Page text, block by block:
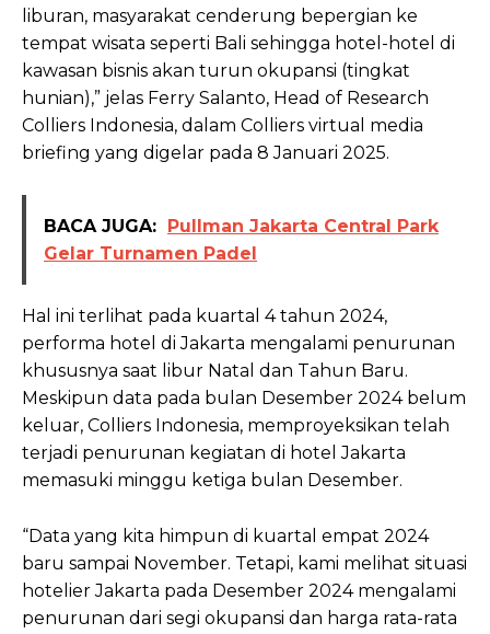
liburan, masyarakat cenderung bepergian ke
tempat wisata seperti Bali sehingga hotel-hotel di
kawasan bisnis akan turun okupansi (tingkat
hunian),” jelas Ferry Salanto, Head of Research
Colliers Indonesia, dalam Colliers virtual media
briefing yang digelar pada 8 Januari 2025.
BACA JUGA:
Pullman Jakarta Central Park
Gelar Turnamen Padel
Hal ini terlihat pada kuartal 4 tahun 2024,
performa hotel di Jakarta mengalami penurunan
khususnya saat libur Natal dan Tahun Baru.
Meskipun data pada bulan Desember 2024 belum
keluar, Colliers Indonesia, memproyeksikan telah
terjadi penurunan kegiatan di hotel Jakarta
memasuki minggu ketiga bulan Desember.
“Data yang kita himpun di kuartal empat 2024
baru sampai November. Tetapi, kami melihat situasi
hotelier Jakarta pada Desember 2024 mengalami
penurunan dari segi okupansi dan harga rata-rata